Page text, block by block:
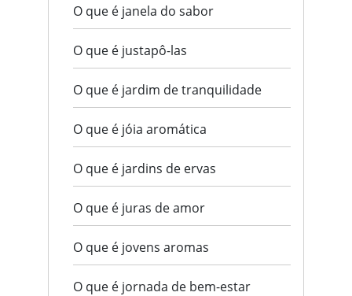
O que é janela do sabor
O que é justapô-las
O que é jardim de tranquilidade
O que é jóia aromática
O que é jardins de ervas
O que é juras de amor
O que é jovens aromas
O que é jornada de bem-estar